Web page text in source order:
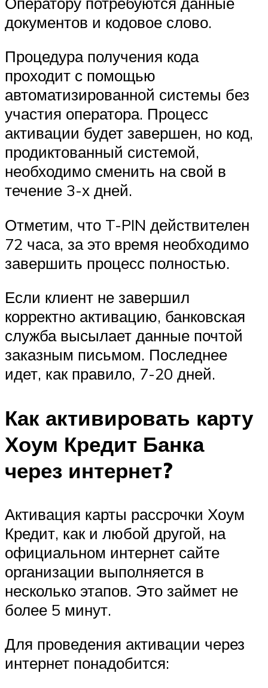
документов и кодовое слово.
Процедура получения кода
проходит с помощью
автоматизированной системы без
участия оператора. Процесс
активации будет завершен, но код,
продиктованный системой,
необходимо сменить на свой в
течение 3-х дней.
Отметим, что T-PIN действителен
72 часа, за это время необходимо
завершить процесс полностью.
Если клиент не завершил
корректно активацию, банковская
служба высылает данные почтой
заказным письмом. Последнее
идет, как правило, 7-20 дней.
Как активировать карту
Хоум Кредит Банка
через интернет?
Активация карты рассрочки Хоум
Кредит, как и любой другой, на
официальном интернет сайте
организации выполняется в
несколько этапов. Это займет не
более 5 минут.
Для проведения активации через
интернет понадобится: